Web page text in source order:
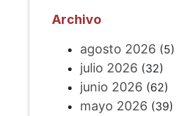
Archivo
agosto 2026 (5)
julio 2026 (32)
junio 2026 (62)
mayo 2026 (39)